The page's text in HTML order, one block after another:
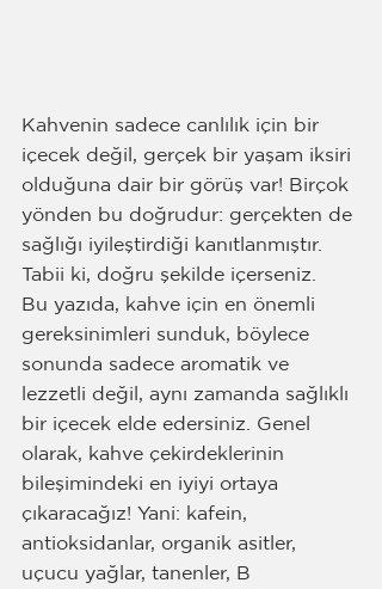
Kahvenin sadece canlılık için bir
içecek değil, gerçek bir yaşam iksiri
olduğuna dair bir görüş var! Birçok
yönden bu doğrudur: gerçekten de
sağlığı iyileştirdiği kanıtlanmıştır.
Tabii ki, doğru şekilde içerseniz.
Bu yazıda, kahve için en önemli
gereksinimleri sunduk, böylece
sonunda sadece aromatik ve
lezzetli değil, aynı zamanda sağlıklı
bir içecek elde edersiniz. Genel
olarak, kahve çekirdeklerinin
bileşimindeki en iyiyi ortaya
çıkaracağız! Yani: kafein,
antioksidanlar, organik asitler,
uçucu yağlar, tanenler, B